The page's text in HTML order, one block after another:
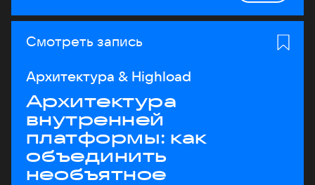
Смотреть запись
Архитектура & Highload
Архитектура
внутренней
платформы: как
объединить
необъятное